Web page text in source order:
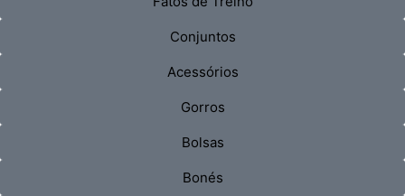
Conjuntos
Acessórios
Gorros
Bolsas
Bonés